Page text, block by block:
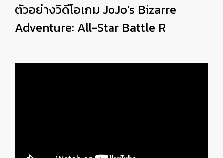
ตัวอย่างวิดีโอเกม JoJo's Bizarre
Adventure: All-Star Battle R